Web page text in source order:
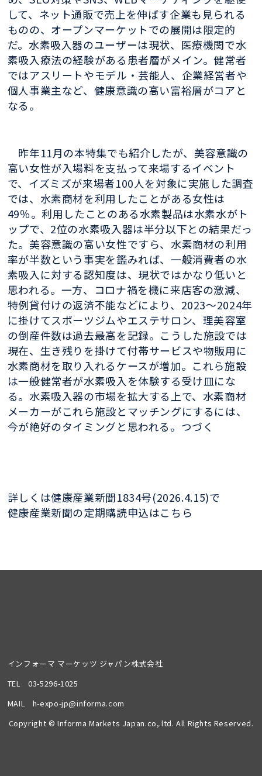
して、ネット通販で売上を伸ばす企業も見られる
ものの、オープンマーケットでの展開は限定的
だ。水素吸入器のユーザーは現状、医療機関で水
素吸入療法の経験がある患者層がメイン。健常者
ではアスリートやモデル・芸能人、企業経営者や
個人事業主など、健康意識の高い富裕層がコアと
なる。
昨年11月の本特集でも紹介したが、美容意識の
高い女性が入場料を支払って来場するイベント
で、イズミズが来場者100人を対象に実施した調査
では、水素商材を利用したことがある女性は
49％。利用したことのある水素製品は水素水がト
ップで、2位の水素吸入器は半分以下との結果だっ
た。美容意識の高い女性ですら、水素商材の利用
率が半数という事実を鑑みれば、一般消費者の水
素吸入に対する認知度は、現状ではかなり低いと
思われる。一方、コロナ禍を機に来店客の激減、
特例貸付けの返済不能などにより、2023〜2024年
に掛けてスポーツジムやエステサロン、理美容室
の倒産件数は過去最高を記録。こうした施設では
現在、生き残りを掛けて付帯サービスや物販用に
水素商材を取り入れるケースが増加。これら施設
は一般健常者が水素吸入を体験する受け皿にな
る。水素吸入器の市場を拡大する上で、水素商材
メーカーがこれら施設とマッチングにするには、
今が絶好のタイミングと思われる。つづく
詳しくは健康産業新聞1834号(2026.4.15)で
健康産業新聞の定期購読申込はこちら
インフォーマ マーケッツ ジャパン株式会社
TEL03-5296-1025
MAIL h-expo-jp@informa.com
Copyright © Informa Markets Japan.co,.ltd. All Rights Reserved.